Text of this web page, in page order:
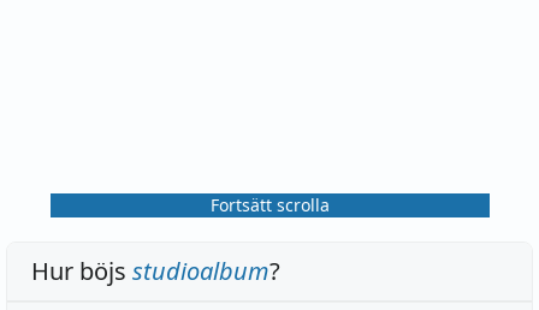
Fortsätt scrolla
Hur böjs studioalbum?